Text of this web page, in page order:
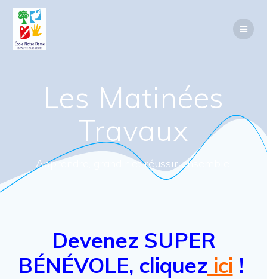
Les Matinées
Travaux
Apprendre, grandir et réussir ensemble.
Devenez SUPER
BÉNÉVOLE, cliquez ici !